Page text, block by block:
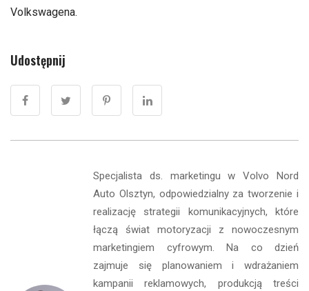
Volkswagena.
Udostępnij
Specjalista ds. marketingu w Volvo Nord
Auto Olsztyn, odpowiedzialny za tworzenie i
realizację strategii komunikacyjnych, które
łączą świat motoryzacji z nowoczesnym
marketingiem cyfrowym. Na co dzień
zajmuje się planowaniem i wdrażaniem
kampanii reklamowych, produkcją treści